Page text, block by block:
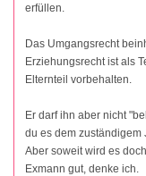
erfüllen.
Das Umgangsrecht
Erziehungsrecht ist als
Elternteil vorbehalten.
Er darf ihn aber nicht
du es dem zuständigem
Aber soweit wird es
Exmann gut, denke ich.